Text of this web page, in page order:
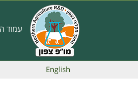
Main
navigation
עמוד
English